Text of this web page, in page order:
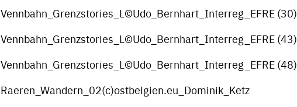
Vennbahn_Grenzstories_L©Udo_Bernhart_Interreg_EFRE (30)
Vennbahn_Grenzstories_L©Udo_Bernhart_Interreg_EFRE (43)
Vennbahn_Grenzstories_L©Udo_Bernhart_Interreg_EFRE (48)
Raeren_Wandern_02(c)ostbelgien.eu_Dominik_Ketz